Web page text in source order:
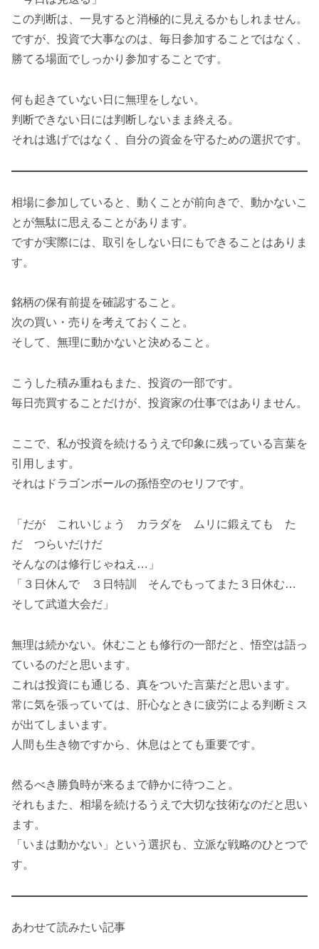
この判断は、一見すると消極的に見えるかもしれません。
ですが、投資で大事なのは、毎日参加することではなく、
勝てる場面でしっかり参加することです。
何も起きていない日に無理をしない。
判断できない日には判断しないまま終える。
それは逃げではなく、自分の資金を守るための選択です。
相場に参加していると、動くことが前向きで、動かないこ
とが無駄に思えることがあります。
ですが実際には、取引をしない日にもできることはありま
す。
銘柄の保有前提を確認すること。
次の買い・売りを考えておくこと。
そして、無理に動かないと決めること。
こうした積み重ねもまた、投資の一部です。
毎日売買することだけが、投資家の仕事ではありません。
ここで、私が投資を続けるうえで印象に残っている言葉を
引用します。
それはドラゴンボールの孫悟空のセリフです。
「だが これいじょう カラダを ムリに鍛えても た
だ つらいだけだ
そんなのは修行じゃねえ…」
「３日休んで ３日特訓 そんでもってまた３日休む…
そして武道大会だ」
無理は続かない。休むことも修行の一部だと、悟空は語っ
ているのだと思います。
これは投資にも通じる、真をついた言葉だと思います。
常に気を張っていては、肝心なときに疲労による判断ミス
が出てしまいます。
人間も生き物ですから、休息はとても重要です。
然るべき勝負時が来るまで静かに待つこと。
それもまた、相場を続けるうえで大切な技術なのだと思い
ます。
「いまは動かない」という選択も、立派な戦略のひとつで
す。
あわせて読みたい記事